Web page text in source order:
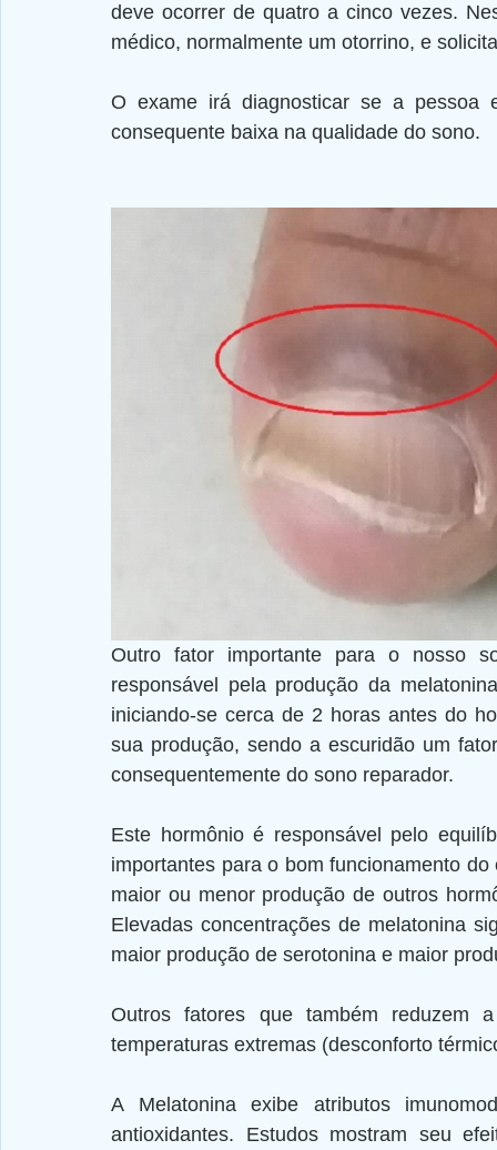
deve ocorrer de quatro a cinco vezes.
médico, normalmente um otorrino, e
O exame irá diagnosticar se a pessoa
consequente baixa na qualidade do sono.
Outro fator importante para o nosso
responsável pela produção da
iniciando-se cerca de 2 horas antes do
sua produção, sendo a escuridão um
consequentemente do sono reparador.
Este hormônio é responsável pelo
importantes para o bom funcionamento
maior ou menor produção de outros
Elevadas concentrações de melatonina
maior produção de serotonina e maior
Outros fatores que também reduzem
temperaturas extremas (desconforto
A Melatonina exibe atributos
antioxidantes. Estudos mostram seu